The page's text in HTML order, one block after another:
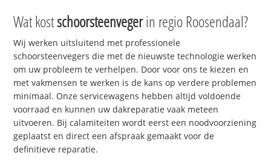
Wat kostschoorsteenvegerin regio Roosendaal?
Wij werken uitsluitend met professionele
schoorsteenvegers die met de nieuwste technologie werken
om uw probleem te verhelpen. Door voor ons te kiezen en
met vakmensen te werken is de kans op verdere problemen
minimaal. Onze servicewagens hebben altijd voldoende
voorraad en kunnen uw dakreparatie vaak meteen
uitvoeren. Bij calamiteiten wordt eerst een noodvoorziening
geplaatst en direct een afspraak gemaakt voor de
definitieve reparatie.